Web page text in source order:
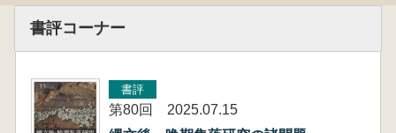
書評コーナー
書評
第80回 2025.07.15